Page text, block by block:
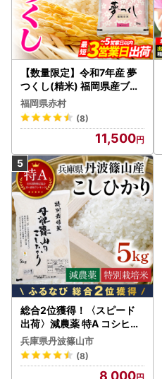
【数量限定】令和7年産 夢
つくし(精米) 福岡県産ブラ
ンド米 10kg (品番:3X11R7)
福岡県赤村
(8)
11,500
総合2位獲得！〈スピード
出荷〉減農薬 特A コシヒカ
リ 5kg 丹波篠山産 特別栽培
米 こしひかり
兵庫県丹波篠山市
(8)
8,000